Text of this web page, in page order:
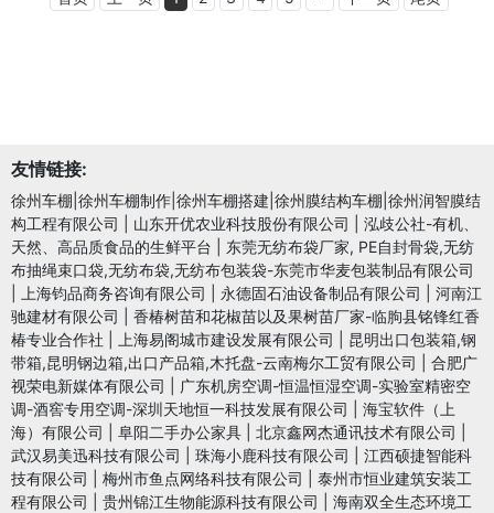
友情链接:
徐州车棚|徐州车棚制作|徐州车棚搭建|徐州膜结构车棚|徐州润智膜结
构工程有限公司
山东开优农业科技股份有限公司
泓歧公社-有机、
天然、高品质食品的生鲜平台
东莞无纺布袋厂家, PE自封骨袋,无纺
布抽绳束口袋,无纺布袋,无纺布包装袋-东莞市华麦包装制品有限公司
上海钧品商务咨询有限公司 永德固石油设备制品有限公司
河南江
驰建材有限公司
香椿树苗和花椒苗以及果树苗厂家-临朐县铭锋红香
椿专业合作社
上海易阁城市建设发展有限公司
昆明出口包装箱,钢
带箱,昆明钢边箱,出口产品箱,木托盘-云南梅尔工贸有限公司
合肥广
视荣电新媒体有限公司
广东机房空调-恒温恒湿空调-实验室精密空
调-酒窖专用空调-深圳天地恒一科技发展有限公司
海宝软件（上
海）有限公司
阜阳二手办公家具 北京鑫网杰通讯技术有限公司
武汉易美迅科技有限公司
珠海小鹿科技有限公司
江西硕捷智能科
技有限公司
梅州市鱼点网络科技有限公司
泰州市恒业建筑安装工
程有限公司
贵州锦江生物能源科技有限公司
海南双全生态环境工